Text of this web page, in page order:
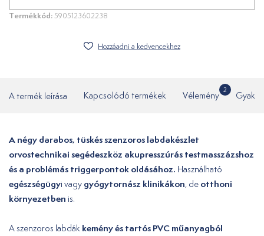
Termékkód: 5905123602238
Hozzáadni a kedvencekhez
A termék leírása Kapcsolódó termékek Vélemény
2
A négy darabos, tüskés szenzoros labdakészlet
orvostechnikai segédeszköz akupresszúrás testmasszázshoz
és a problémás triggerpontok oldásához. Használható
egészségügyi vagy gyógytornász klinikákon, de otthoni
környezetben is.
A szenzoros labdák kemény és tartós PVC műanyagból